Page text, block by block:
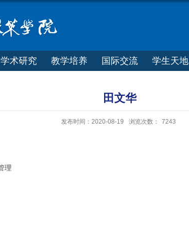
学术研究 教学培养 国际交流 学生天地
田文华
发布时间：2020-08-19 浏览次数： 7243
理